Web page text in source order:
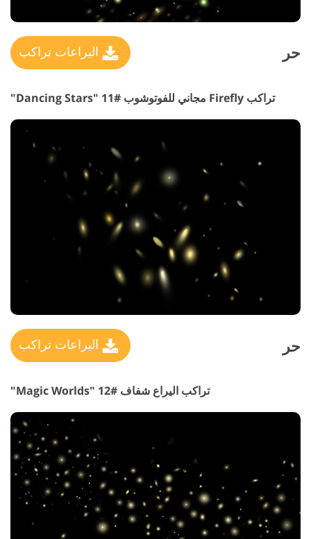
حر اليراعات تراكب
تراكب Firefly مجاني للفوتوشوب #11 "Dancing Stars"
حر اليراعات تراكب
تراكب اليراع شفاف #12 "Magic Worlds"